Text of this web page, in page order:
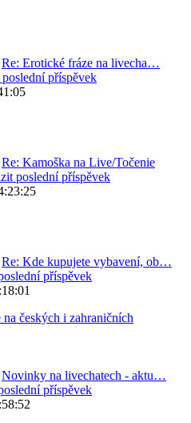
Re: Erotické fráze na livecha…
příspěvek
Re: Kamoška na Live/Točenie
poslední příspěvek
Re: Kde kupujete vybavení, ob…
příspěvek
českých i zahraničních
Novinky na livechatech - aktu…
příspěvek